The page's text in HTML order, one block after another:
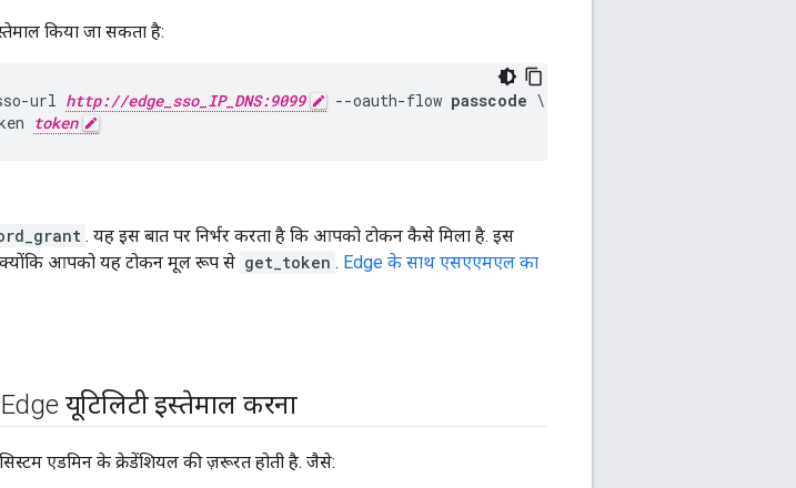
किया जा सकता है:
url http://edge_sso_IP_DNS:9099 --oauth-flow passcode \
token
. यह इस बात पर निर्भर करता है कि आपको टोकन कैसे मिला है. इस
क्योंकि आपको यह टोकन मूल रूप से get_token . Edge के साथ एसएएमएल का
यूटिलिटी इस्तेमाल करना
एडमिन के क्रेडेंशियल की ज़रूरत होती है. जैसे: